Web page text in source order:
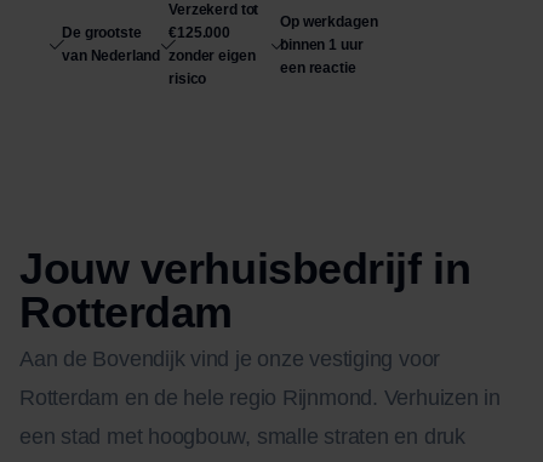
De grootste
van Nederland
Verzekerd tot
€125.000
zonder eigen
risico
Op werkdagen
binnen 1 uur
een reactie
Jouw verhuisbedrijf in
Rotterdam
Aan de Bovendijk vind je onze vestiging voor
Rotterdam en de hele regio Rijnmond. Verhuizen in
een stad met hoogbouw, smalle straten en druk